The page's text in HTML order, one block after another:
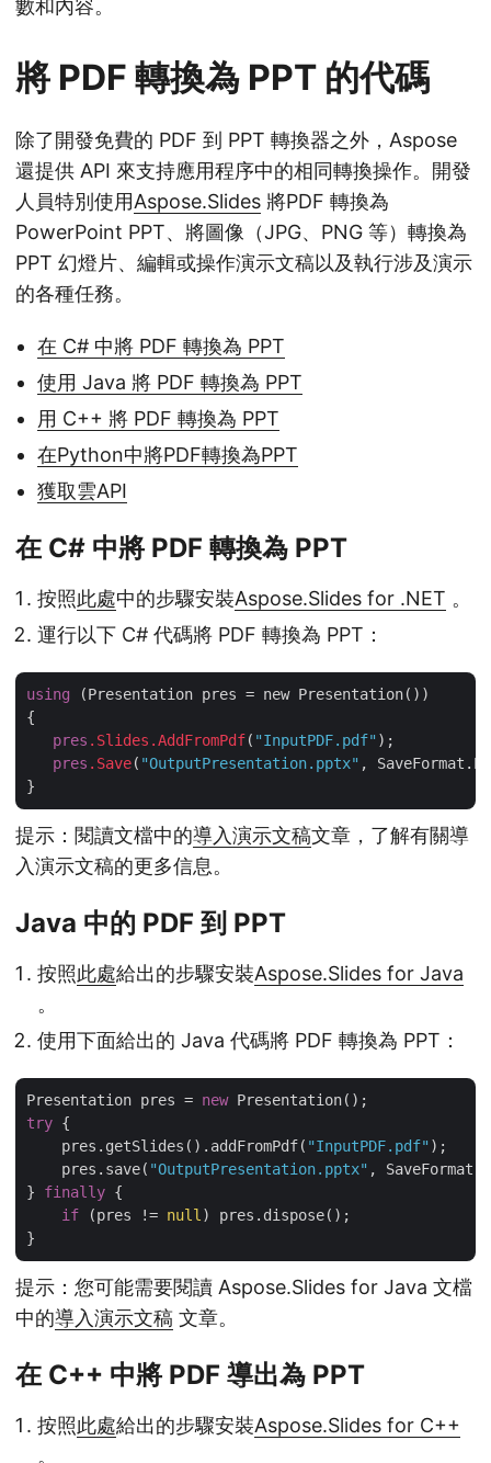
數和內容。
將 PDF 轉換為 PPT 的代碼
除了開發免費的 PDF 到 PPT 轉換器之外，Aspose
還提供 API 來支持應用程序中的相同轉換操作。開發
人員特別使用Aspose.Slides 將PDF 轉換為
PowerPoint PPT、將圖像（JPG、PNG 等）轉換為
PPT 幻燈片、編輯或操作演示文稿以及執行涉及演示
的各種任務。
在 C# 中將 PDF 轉換為 PPT
使用 Java 將 PDF 轉換為 PPT
用 C++ 將 PDF 轉換為 PPT
在Python中將PDF轉換為PPT
獲取雲API
在 C# 中將 PDF 轉換為 PPT
按照此處中的步驟安裝Aspose.Slides for .NET 。
運行以下 C# 代碼將 PDF 轉換為 PPT：
using (Presentation pres = new Presentation())
{
pres .Slides .AddFromPdf( "InputPDF.pdf" );
pres .Save( "OutputPresentation.pptx" ,
提示：閱讀文檔中的導入演示文稿文章，了解有關導
入演示文稿的更多信息。
Java 中的 PDF 到 PPT
按照此處給出的步驟安裝Aspose.Slides for Java
。
使用下面給出的 Java 代碼將 PDF 轉換為 PPT：
Presentation pres = new
try {
    pres.getSlides().addFromPdf(
"InputPDF.pdf" );
    pres.save(
"OutputPresentation.pptx" ,
} finally {
if (pres != null ) pres.dispose();
提示：您可能需要閱讀 Aspose.Slides for Java 文檔
中的導入演示文稿 文章。
在 C++ 中將 PDF 導出為 PPT
按照此處給出的步驟安裝Aspose.Slides for C++
。